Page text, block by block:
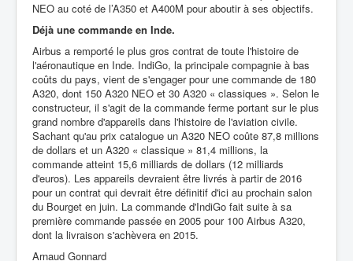
NEO au coté de l’A350 et A400M pour aboutir à ses objectifs.
Déjà une commande en Inde.
Airbus a remporté le plus gros contrat de toute l'histoire de
l'aéronautique en Inde. IndiGo, la principale compagnie à bas
coûts du pays, vient de s'engager pour une commande de 180
A320, dont 150 A320 NEO et 30 A320 « classiques ». Selon le
constructeur, il s'agit de la commande ferme portant sur le plus
grand nombre d'appareils dans l'histoire de l'aviation civile.
Sachant qu'au prix catalogue un A320 NEO coûte 87,8 millions
de dollars et un A320 « classique » 81,4 millions, la
commande atteint 15,6 milliards de dollars (12 milliards
d'euros). Les appareils devraient être livrés à partir de 2016
pour un contrat qui devrait être définitif d'ici au prochain salon
du Bourget en juin. La commande d'IndiGo fait suite à sa
première commande passée en 2005 pour 100 Airbus A320,
dont la livraison s'achèvera en 2015.
Arnaud Gonnard